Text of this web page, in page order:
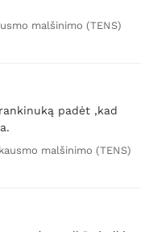
malšinimo (TENS)
padėt ,kad
malšinimo (TENS)